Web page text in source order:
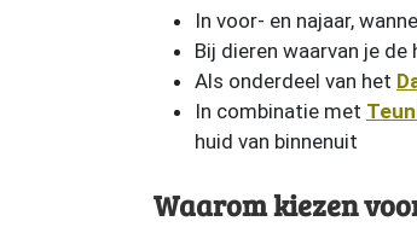
In voor- en najaar,
Bij dieren waarvan je
Als onderdeel van het
In combinatie met
huid van binnenuit
Waarom kiezen